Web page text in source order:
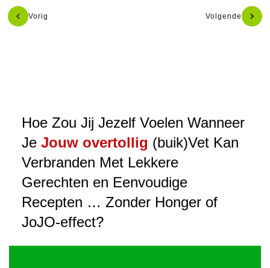
Vorig Volgende
Hoe Zou Jij Jezelf Voelen Wanneer
Je Jouw overtollig (buik)Vet Kan
Verbranden Met Lekkere
Gerechten en Eenvoudige
Recepten … Zonder Honger of
JoJO-effect?